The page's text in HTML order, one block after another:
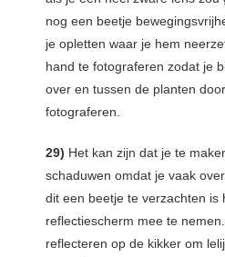
nog een beetje
je opletten waar je hem
hand te fotograferen zodat je
over en tussen de planten
fotograferen.
29) Het kan zijn dat je te
schaduwen omdat je vaak
dit een beetje te verzachten is
reflectiescherm mee te
reflecteren op de kikker om